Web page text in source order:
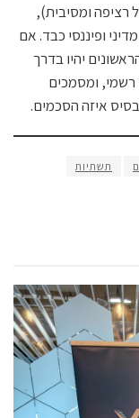
רציפה ומסיבית),
ופיננסי כבד. אם
יהיו בדרך
רשמי, ומסמכים
איזה הסכמים.
תשתיות